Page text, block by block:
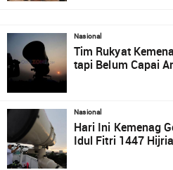
Nasional
Tim Rukyat
tapi Belum Capai
Nasional
Hari Ini Kemenag
Idul Fitri 1447